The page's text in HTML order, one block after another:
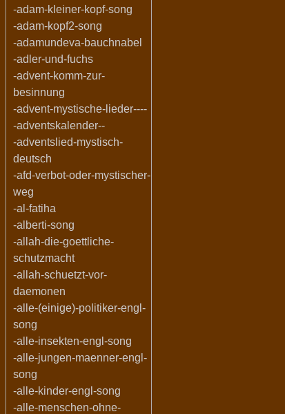
-adam-kleiner-kopf-song
-adam-kopf2-song
-adamundeva-bauchnabel
-adler-und-fuchs
-advent-komm-zur-
besinnung
-advent-mystische-lieder----
-adventskalender--
-adventslied-mystisch-
deutsch
-afd-verbot-oder-mystischer-
weg
-al-fatiha
-alberti-song
-allah-die-goettliche-
schutzmacht
-allah-schuetzt-vor-
daemonen
-alle-(einige)-politiker-engl-
song
-alle-insekten-engl-song
-alle-jungen-maenner-engl-
song
-alle-kinder-engl-song
-alle-menschen-ohne-